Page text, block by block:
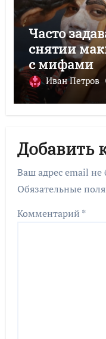
Часто
снятии
с мифами
Иван Петров
Добавить
Ваш адрес email не
Обязательные
Комментарий *